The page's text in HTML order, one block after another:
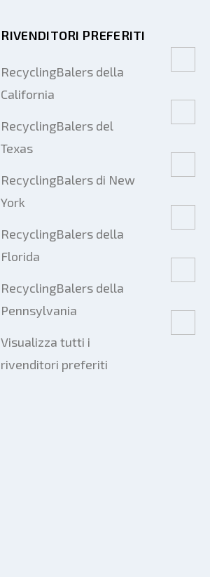
RIVENDITORI PREFERITI
RecyclingBalers della
California
RecyclingBalers del
Texas
RecyclingBalers di New
York
RecyclingBalers della
Florida
RecyclingBalers della
Pennsylvania
Visualizza tutti i
rivenditori preferiti